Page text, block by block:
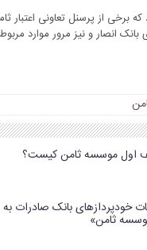
برخی از پرسنل تعاونی اعتبار
انصار و نیز مرور موارد مربوط
اول موسسه ثامن کیست؟
خودپردازهای بانک صادرات به
ثامن»